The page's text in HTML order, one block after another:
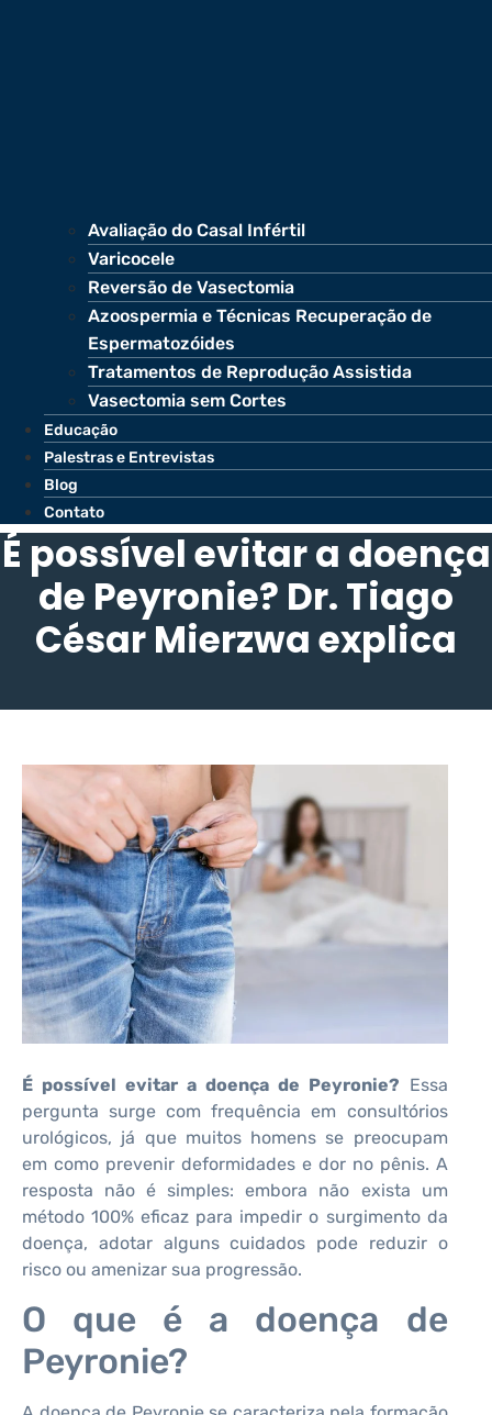
Avaliação do Casal Infértil
Varicocele
Reversão de Vasectomia
Azoospermia e Técnicas Recuperação de
Espermatozóides
Tratamentos de Reprodução Assistida
Vasectomia sem Cortes
Educação
Palestras e Entrevistas
Blog
Contato
É possível evitar a doença
de Peyronie? Dr. Tiago
César Mierzwa explica
É possível evitar a doença de Peyronie? Essa
pergunta surge com frequência em consultórios
urológicos, já que muitos homens se preocupam
em como prevenir deformidades e dor no pênis. A
resposta não é simples: embora não exista um
método 100% eficaz para impedir o surgimento da
doença, adotar alguns cuidados pode reduzir o
risco ou amenizar sua progressão.
O que é a doença de
Peyronie?